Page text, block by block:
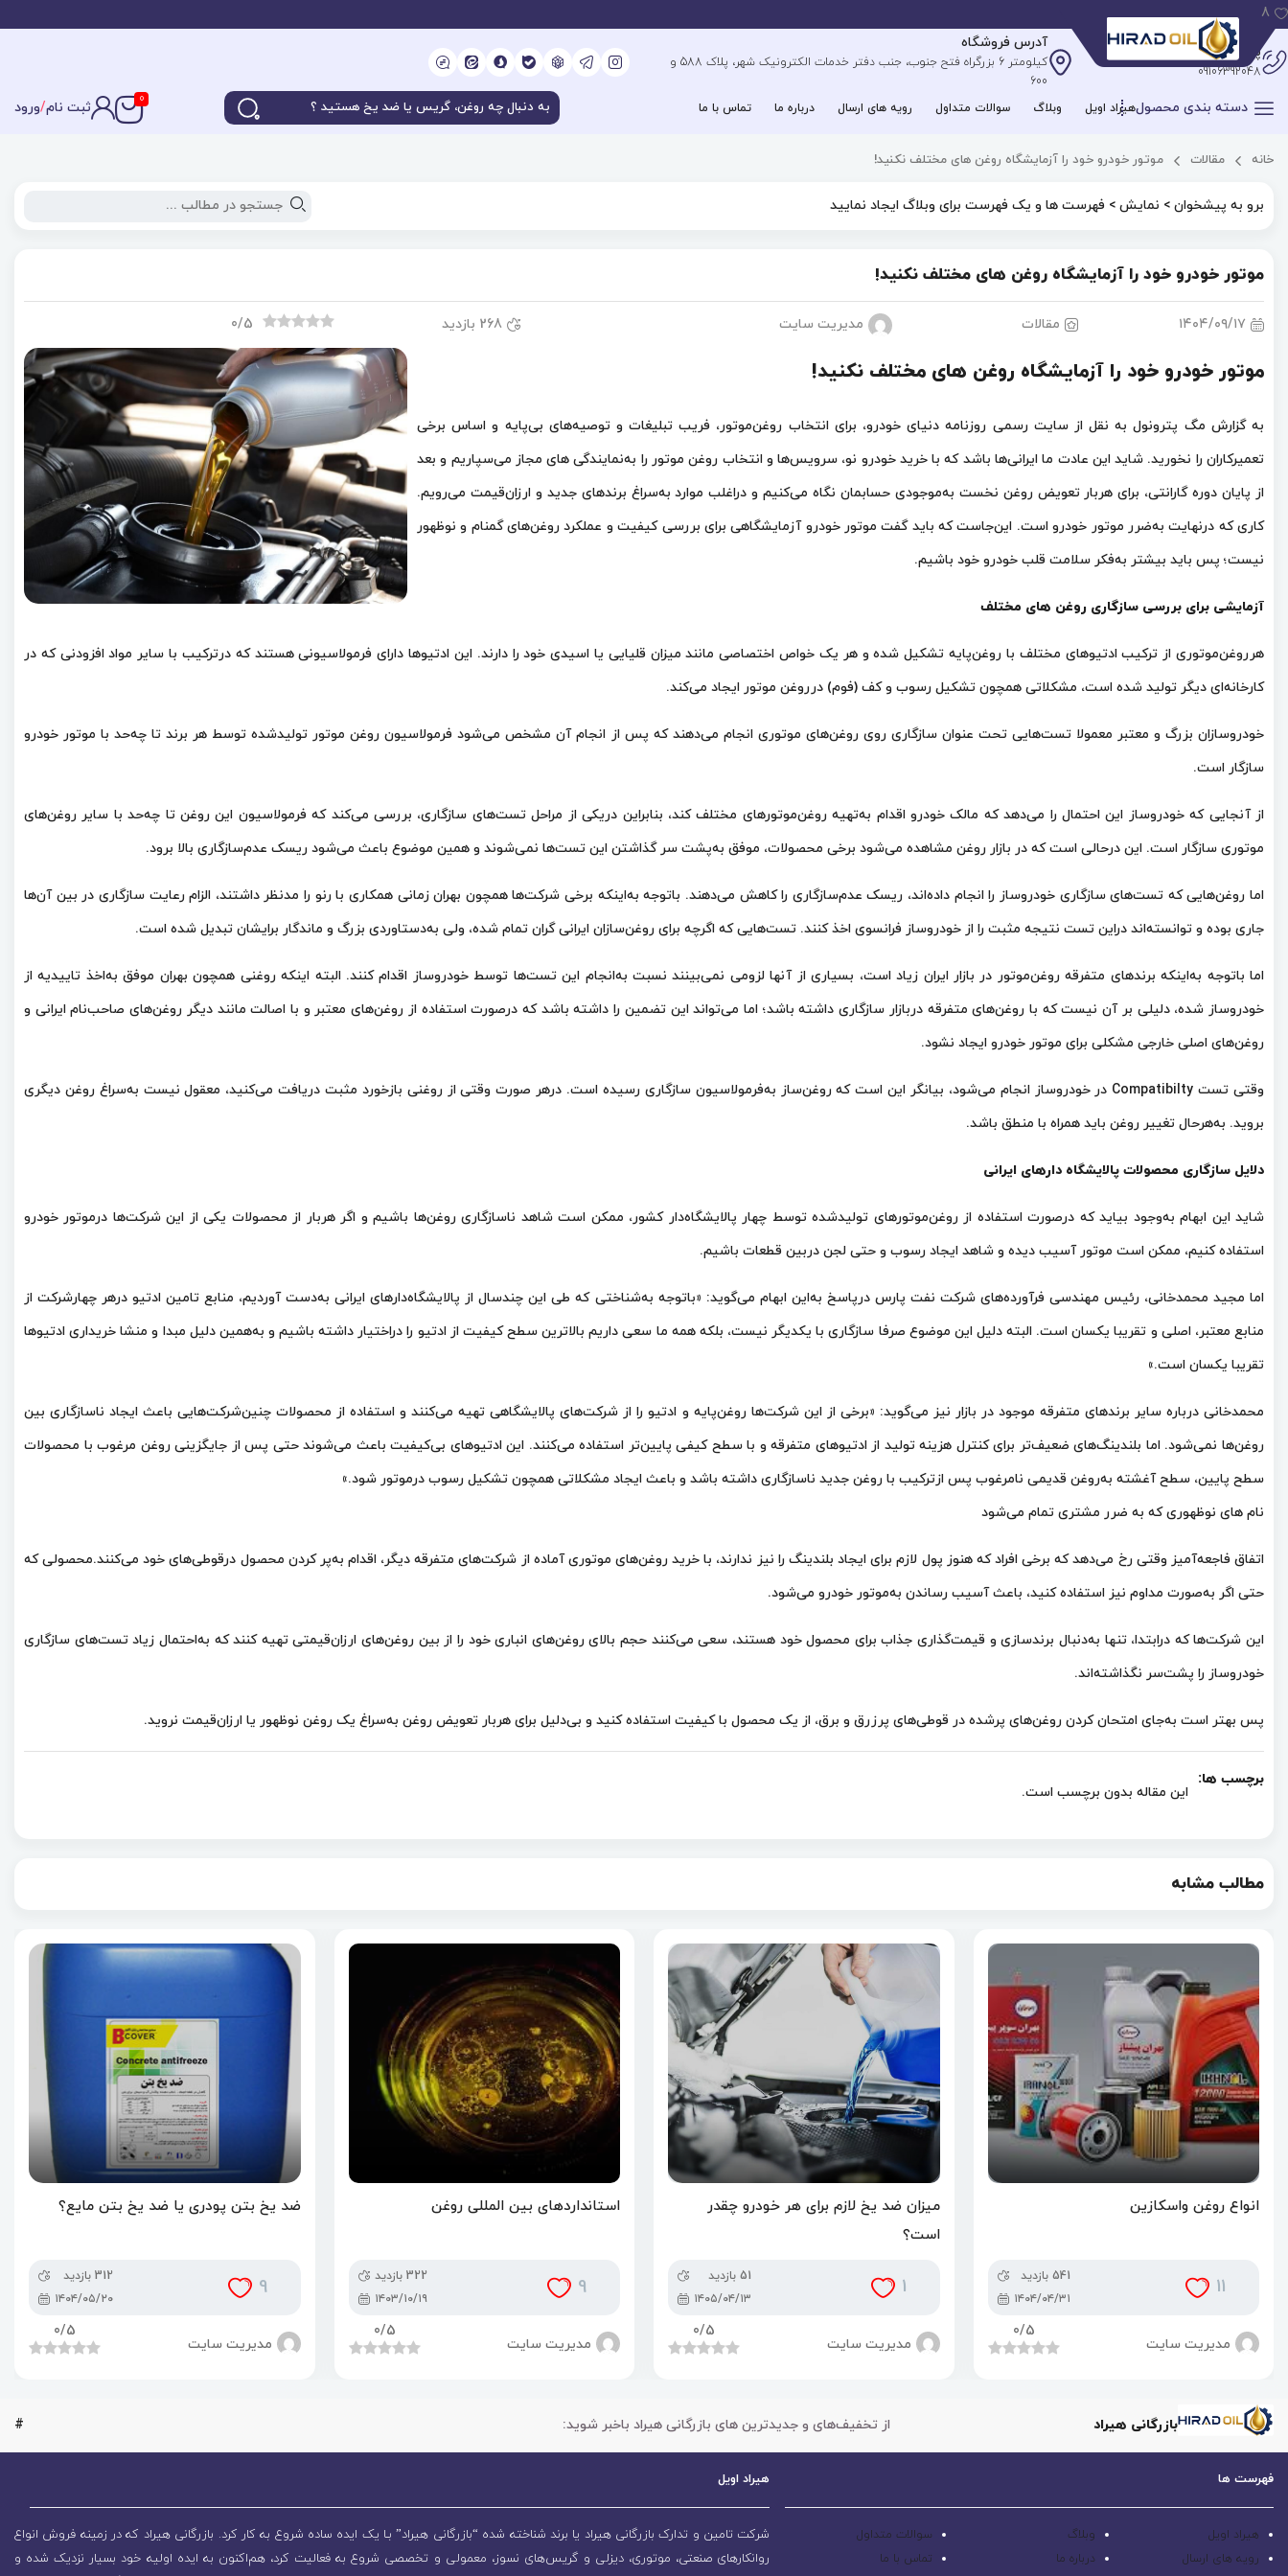
پشتیبانی آنلاین
09106392048
آدرس فروشگاه
کیلومتر 6 بزرگراه فتح جنوب، جنب دفتر خدمات الکترونیک شهر، پلاک 588 و
600
دسته بندی محصولهیراد اویل وبلاگ سوالات متداول رویه های ارسال درباره ما تماس با ما
0 ثبت نام/ورود
خانه مقالات موتور خودرو خود را آزمایشگاه روغن‌ های مختلف نکنید!
برو به پیشخوان > نمایش > فهرست ها و یک فهرست برای وبلاگ ایجاد نمایید
موتور خودرو خود را آزمایشگاه روغن‌ های مختلف نکنید!
۱۴۰۴/۰۹/۱۷ مقالات مدیریت سایت
8
268 بازدید 0/5
موتور خودرو خود را آزمایشگاه روغن‌ های مختلف نکنید!
به گزارش مگ پترونول به نقل از سایت رسمی روزنامه دنیای خودرو، برای انتخاب روغن‌موتور، ‌فریب تبلیغات و توصیه‌های بی‌پایه و اساس برخی
تعمیرکاران را نخورید. شاید این عادت ما ایرانی‌ها باشد که با خرید خودرو نو،‌ سرویس‌ها و انتخاب روغن‌ موتور را به‌نمایندگی‌ های مجاز می‌سپاریم و بعد
از پایان دوره گارانتی،‌ برای هربار تعویض روغن نخست به‌موجودی حسابمان نگاه می‌کنیم و دراغلب موارد به‌سراغ برندهای جدید و ارزان‌قیمت می‌رویم.
کاری که درنهایت به‌ضرر موتور خودرو است. این‌جاست که باید گفت موتور خودرو آزمایشگاهی برای بررسی کیفیت و عملکرد روغن‌های گمنام و نوظهور
نیست؛ پس باید بیشتر به‌فکر سلامت قلب خودرو خود باشیم.
آزمایشی برای بررسی سازگاری روغن‌ های مختلف
هرروغن‌موتوری از ترکیب ادتیوهای مختلف با روغن‌پایه تشکیل شده و هر یک خواص اختصاصی مانند میزان قلیایی یا اسیدی خود را دارند. این ادتیوها دارای فرمولاسیونی هستند که درترکیب با سایر مواد افزودنی که در
کارخانه‌ای دیگر تولید شده است، مشکلاتی همچون تشکیل رسوب و کف (فوم) درروغن موتور ایجاد می‌کند.
خودروسازان بزرگ و معتبر معمولا تست‌هایی تحت‌ عنوان سازگاری روی روغن‌های موتوری انجام می‌دهند که پس از انجام آن مشخص می‌شود فرمولاسیون روغن‌ موتور تولیدشده توسط هر برند تا چه‌حد با موتور خودرو
سازگار است.
از آنجایی که خودروساز این احتمال را می‌دهد که مالک خودرو اقدام به‌تهیه روغن‌موتورهای مختلف کند، بنابراین دریکی از مراحل تست‌های سازگاری، بررسی می‌کند که فرمولاسیون این روغن تا چه‌حد با سایر روغن‌های
موتوری سازگار است. این درحالی است که در بازار روغن مشاهده می‌شود برخی محصولات، موفق به‌پشت سر گذاشتن این تست‌ها نمی‌شوند و همین موضوع باعث می‌شود ریسک عدم‌سازگاری بالا برود.
اما روغن‌هایی که تست‌های سازگاری خودروساز را انجام داده‌اند، ریسک عدم‌سازگاری را کاهش می‌دهند. باتوجه به‌اینکه برخی شرکت‌ها همچون بهران زمانی همکاری با رنو را مدنظر داشتند، الزام رعایت سازگاری در بین آن‌ها
جاری بوده و توانسته‌اند دراین تست نتیجه مثبت را از خودروساز فرانسوی اخذ کنند. تست‌هایی که اگرچه برای روغن‌سازان ایرانی گران تمام شده، ولی به‌دستاوردی بزرگ و ماندگار برایشان تبدیل شده است.
اما باتوجه به‌اینکه برندهای متفرقه روغن‌موتور در بازار ایران زیاد است، بسیاری از آنها لزومی نمی‌بینند نسبت به‌انجام این تست‌ها توسط خودروساز اقدام کنند. البته اینکه روغنی همچون بهران موفق به‌اخذ تاییدیه از
خودروساز شده، دلیلی بر آن نیست که با روغن‌های متفرقه دربازار سازگاری داشته باشد؛ اما می‌تواند این تضمین را داشته باشد که درصورت استفاده از روغن‌های معتبر و با اصالت مانند دیگر روغن‌های صاحب‌نام ایرانی و
روغن‌های اصلی خارجی مشکلی برای موتور خودرو ایجاد نشود.
وقتی تست‌ Compatibilty در خودروساز انجام می‌شود، بیانگر این است که روغن‌ساز به‌فرمولاسیون سازگاری رسیده است. درهر صورت وقتی از روغنی بازخورد مثبت دریافت می‌کنید، معقول نیست به‌سراغ روغن دیگری
بروید. به‌هرحال تغییر روغن باید همراه با منطق باشد.
دلایل سازگاری محصولات پالایشگاه‌ دارهای ایرانی
شاید این ابهام به‌وجود بیاید که درصورت استفاده از روغن‌موتورهای تولیدشده توسط چهار پالایشگاه‌دار کشور، ممکن است شاهد ناسازگاری روغن‌ها باشیم و اگر هربار از محصولات یکی از این شرکت‌ها درموتور خودرو
استفاده کنیم، ممکن است موتور آسیب دیده و شاهد ایجاد رسوب و حتی لجن دربین قطعات باشیم.
اما مجید محمدخانی، رئیس مهندسی فرآورده‌های شرکت نفت پارس درپاسخ به‌این ابهام می‌گوید: «باتوجه به‌شناختی که طی این چندسال از پالایشگاه‌دارهای ایرانی به‌دست آوردیم، منابع تامین ادتیو درهر چهارشرکت از
منابع معتبر، اصلی و تقریبا یکسان است. البته دلیل این موضوع صرفا سازگاری با یکدیگر نیست، بلکه همه ما سعی داریم بالاترین سطح کیفیت از ادتیو را دراختیار داشته باشیم و به‌همین دلیل مبدا و منشا خریداری ادتیوها
تقریبا یکسان است.»
محمدخانی درباره سایر برندهای متفرقه موجود در بازار نیز می‌گوید: «برخی از این شرکت‌ها روغن‌پایه و ادتیو را از شرکت‌های پالایشگاهی تهیه می‌کنند و استفاده از محصولات چنین‌شرکت‌هایی باعث ایجاد ناسازگاری بین
روغن‌ها نمی‌شود. اما بلندینگ‌های ضعیف‌تر برای کنترل هزینه تولید از ادتیوهای متفرقه و با سطح کیفی پایین‌تر استفاده می‌کنند. این ادتیوهای بی‌کیفیت باعث می‌شوند حتی پس از جایگزینی روغن مرغوب با محصولات
سطح پایین، سطح آغشته به‌روغن قدیمی نامرغوب پس ازترکیب با روغن جدید ناسازگاری داشته باشد و باعث ایجاد مشکلاتی همچون تشکیل رسوب درموتور شود.»
نام‌ های نوظهوری که به‌ ضرر مشتری تمام می‌شود
اتفاق فاجعه‌آمیز وقتی رخ می‌دهد که برخی افراد که هنوز پول لازم برای ایجاد بلندینگ را نیز ندارند،‌ با خرید روغن‌های موتوری آماده از شرکت‌های متفرقه دیگر،‌ اقدام به‌پر کردن محصول درقوطی‌های خود می‌کنند.محصولی که
حتی اگر به‌صورت مداوم نیز استفاده کنید، باعث آسیب رساندن به‌موتور خودرو می‌شود.
این شرکت‌ها که درابتدا،‌ تنها به‌دنبال برندسازی و قیمت‌گذاری جذاب برای محصول خود هستند، سعی می‌کنند حجم بالای روغن‌های انباری خود را از بین روغن‌های ارزان‌قیمتی تهیه کنند که به‌احتمال زیاد تست‌های سازگاری
خودروساز را پشت‌سر نگذاشته‌اند.
پس بهتر است به‌جای امتحان کردن روغن‌های پرشده در قوطی‌های پرزرق و برق، از یک محصول با کیفیت استفاده کنید و بی‌دلیل برای هربار تعویض روغن به‌سراغ یک روغن نوظهور یا ارزان‌قیمت نروید.
برچسب ها:
این مقاله بدون برچسب است.
مطالب مشابه
انواع روغن واسکازین
11
541 بازدید
۱۴۰۴/۰۴/۳۱
مدیریت سایت
0/5
میزان ضد یخ لازم برای هر خودرو چقدر
است؟
1
51 بازدید
۱۴۰۵/۰۴/۱۳
مدیریت سایت
0/5
استانداردهای بین المللی روغن
9
322 بازدید
۱۴۰۳/۱۰/۱۹
مدیریت سایت
0/5
ضد یخ بتن پودری یا ضد یخ بتن مایع؟
9
312 بازدید
۱۴۰۴/۰۵/۲۰
مدیریت سایت
0/5
بازرگانی هیراد از تخفیف‌های و جدیدترین های بازرگانی هیراد باخبر شوید: #
فهرست ها
هیراد اویل وبلاگ
سوالات متداول
رویه های ارسال
درباره ما تماس با ما
هیراد اویل
شرکت تامین و تدارک بازرگانی هیراد یا برند شناخته شده “بازرگانی هیراد” بـا یک ایده ساده شروع به کار کرد. بازرگانی هیراد که در زمینه فروش انواع
روانکارهای صنعتی، موتوری، دیزلی و گریس‌های نسوز، معمولی و تخصصی شروع به فعالیت کرد، هم‌اکنون به ایده اولیه خود بسیار نزدیک شده و